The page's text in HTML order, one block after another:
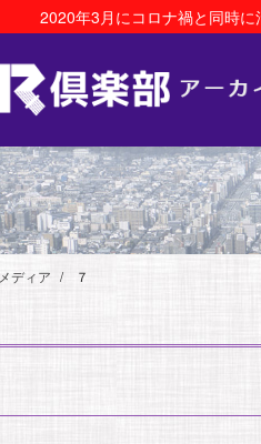
2020年3月にコロナ禍と同時
メディア ７